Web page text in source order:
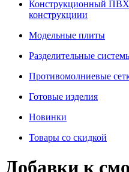
Конструкционный
конструкциии
Модельные плиты
Разделительные
Противомолниевые
Готовые изделия
Новинки
Товары со скидкой
Добавки к